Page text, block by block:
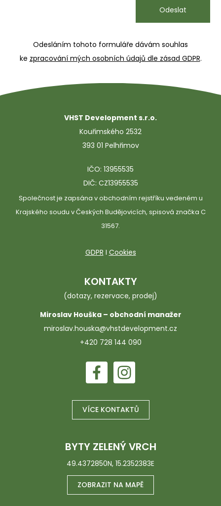
Odesláním tohoto formuláře dávám souhlas
ke zpracování mých osobních údajů dle zásad GDPR.
VHST Development s.r.o.
Kouřimského 2532
393 01 Pelhřimov
IČO: 13955535
DIČ: CZ13955535
Společnost je zapsána v obchodním rejstříku vedeném u
Krajského soudu v Českých Budějovicích, spisová značka C
31567.
GDPR I Cookies
KONTAKTY
(dotazy, rezervace, prodej)
Miroslav Houška – obchodní manažer
miroslav.houska@vhstdevelopment.cz
+420 728 144 090
VÍCE KONTAKTŮ
BYTY ZELENÝ VRCH
49.4372850N, 15.2352383E
ZOBRAZIT NA MAPĚ